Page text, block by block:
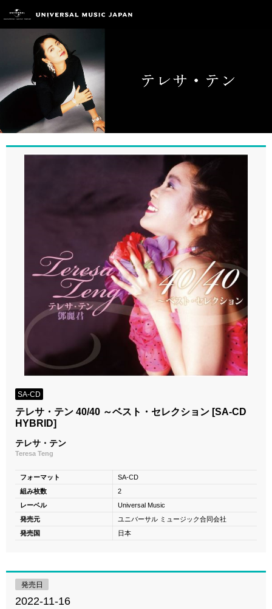
SA-CD
テレサ・テン 40/40 ～ベスト・セレクション [SA-CD
HYBRID]
テレサ・テン
Teresa Teng
フォーマット
SA-CD
組み枚数
2
レーベル
Universal Music
発売元
ユニバーサル ミュージック合同会社
発売国
日本
発売日
2022-11-16